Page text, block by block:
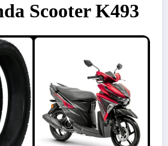
Scooter K493